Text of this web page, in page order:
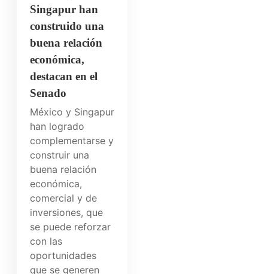
Singapur han
construido una
buena relación
económica,
destacan en el
Senado
México y Singapur
han logrado
complementarse y
construir una
buena relación
económica,
comercial y de
inversiones, que
se puede reforzar
con las
oportunidades
que se generen